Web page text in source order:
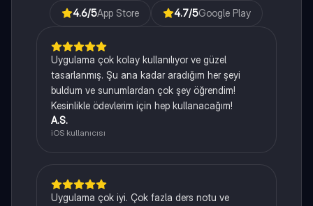
4.6/5App Store 4.7/5Google Play
Uygulama çok kolay kullanılıyor ve güzel
tasarlanmış. Şu ana kadar aradığım her şeyi
buldum ve sunumlardan çok şey öğrendim!
Kesinlikle ödevlerim için hep kullanacağım!
A.S.
iOS kullanıcısı
Uygulama çok iyi. Çok fazla ders notu ve